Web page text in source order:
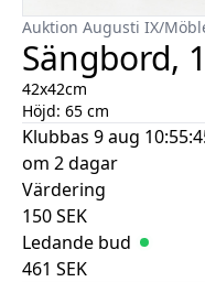
Auktion Augusti IX/
Sängbord,
42x42cm
Höjd: 65 cm
Klubbas 9 aug
om 2 dagar
Värdering
150SEK
Ledande bud
461 SEK